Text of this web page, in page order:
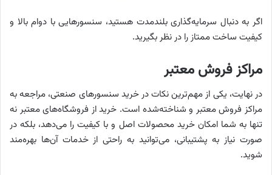
اگر به دنبال سرمایه‌گذاری بلندمدت هستید، سنسورهایی با دوام بالا و
کیفیت ساخت ممتاز را در نظر بگیرید.
مراکز فروش معتبر
در نهایت، یکی از مهم‌ترین نکات در خرید سنسورهای صنعتی، مراجعه به
مراکز فروش معتبر و شناخته‌شده است. خرید از فروشگاه‌های معتبر نه
تنها به شما امکان خرید محصولات اصل و با کیفیت را می‌دهد، بلکه در
صورت نیاز به پشتیبانی، می‌توانید به راحتی از خدمات آن‌ها بهره‌مند
شوید.